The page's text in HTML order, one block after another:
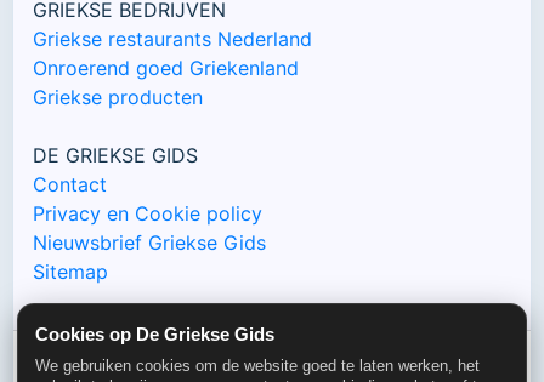
Cookies op De Griekse Gids
We gebruiken cookies om de website goed te laten werken, het
GRIEKSE BEDRIJVEN
Griekse restaurants Nederland
Onroerend goed Griekenland
Griekse producten
DE GRIEKSE GIDS
Contact
Privacy en Cookie policy
Nieuwsbrief Griekse Gids
Sitemap